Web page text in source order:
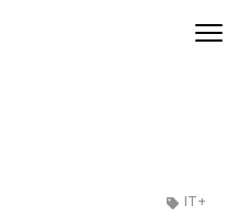
IT+